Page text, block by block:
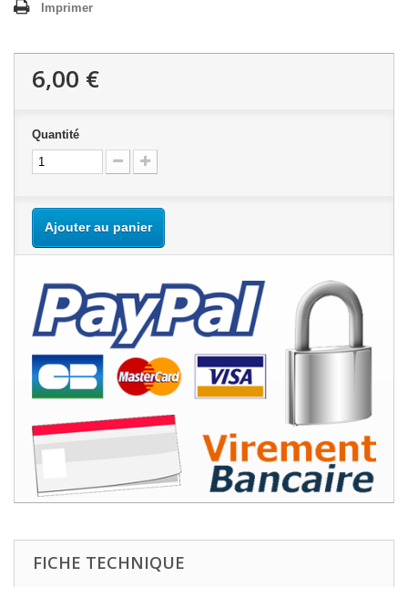
Imprimer
6,00 €
Quantité
Ajouter au panier
FICHE TECHNIQUE